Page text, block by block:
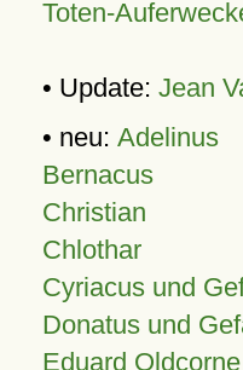
Toten-
• Update: Jean
• neu: Adelinus
Bernacus
Christian
Chlothar
Cyriacus und
Donatus und
Eduard Oldcorne